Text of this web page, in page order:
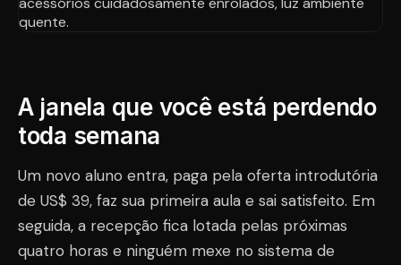
A janela que você está perdendo
toda semana
Um novo aluno entra, paga pela oferta introdutória
de US$ 39, faz sua primeira aula e sai satisfeito. Em
seguida, a recepção fica lotada pelas próximas
quatro horas e ninguém mexe no sistema de